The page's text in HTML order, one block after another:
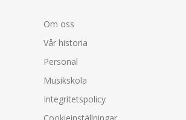
Om oss
Vår historia
Personal
Musikskola
Integritetspolicy